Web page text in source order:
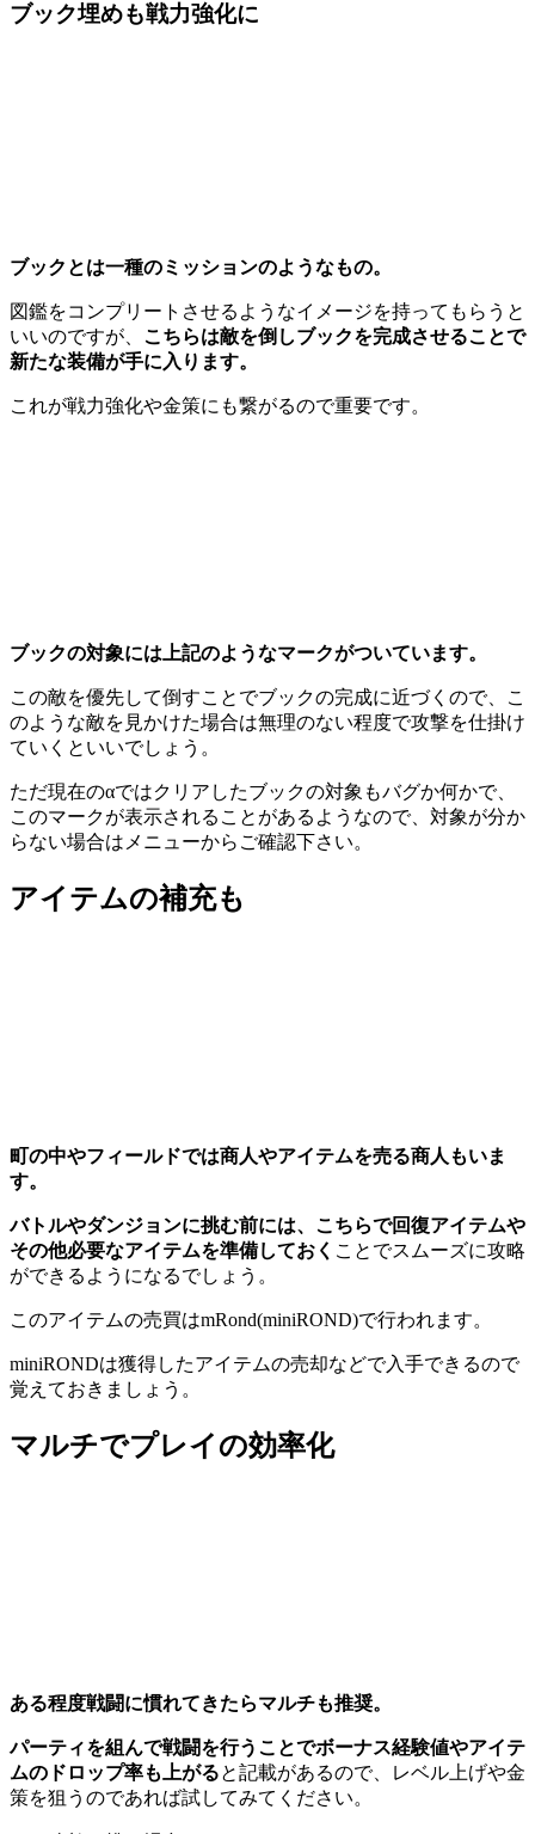
ブック埋めも戦力強化に
ブックとは一種のミッションのようなもの。
図鑑をコンプリートさせるようなイメージを持ってもらうと
いいのですが、 こちらは敵を倒しブックを完成させることで
新たな装備が手に入ります。
これが戦力強化や金策にも繋がるので重要です。
ブックの対象には上記のようなマークがついています。
この敵を優先して倒すことでブックの完成に近づくので、こ
のような敵を見かけた場合は無理のない程度で攻撃を仕掛け
ていくといいでしょう。
ただ現在のαではクリアしたブックの対象もバグか何かで、
このマークが表示されることがあるようなので、対象が分か
らない場合はメニューからご確認下さい。
アイテムの補充も
町の中やフィールドでは商人やアイテムを売る商人もいま
す。
バトルやダンジョンに挑む前には、こちらで回復アイテムや
その他必要なアイテムを準備しておく ことでスムーズに攻略
ができるようになるでしょう。
このアイテムの売買はmRond(miniROND)で行われます。
miniRONDは獲得したアイテムの売却などで入手できるので
覚えておきましょう。
マルチでプレイの効率化
ある程度戦闘に慣れてきたらマルチも推奨。
パーティを組んで戦闘を行うことでボーナス経験値やアイテ
ムのドロップ率も上がると記載があるので、レベル上げや金
策を狙うのであれば試してみてください。